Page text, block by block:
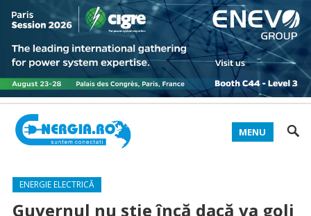
MENU
ENERGIE ELECTRICĂ
Guvernul nu ştie încă dacă va goli